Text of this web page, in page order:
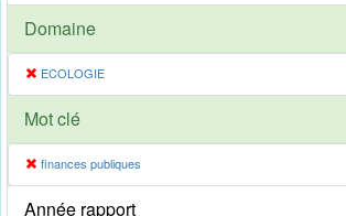
Domaine
ECOLOGIE
Mot clé
finances publiques
Année rapport